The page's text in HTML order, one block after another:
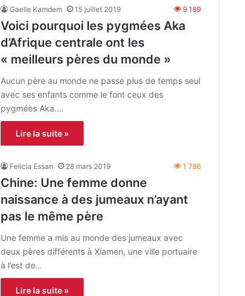
Gaelle Kamdem 15 juillet 2019 9 189
Voici pourquoi les pygmées Aka
d’Afrique centrale ont les
« meilleurs pères du monde »
Aucun père au monde ne passe plus de temps seul
avec ses enfants comme le font ceux des
pygmées Aka.…
Lire la suite »
Felicia Essan 28 mars 2019 1 786
Chine: Une femme donne
naissance à des jumeaux n’ayant
pas le même père
Une femme a mis au monde des jumeaux avec
deux pères différents à Xiamen, une ville portuaire
à l’est de…
Lire la suite »